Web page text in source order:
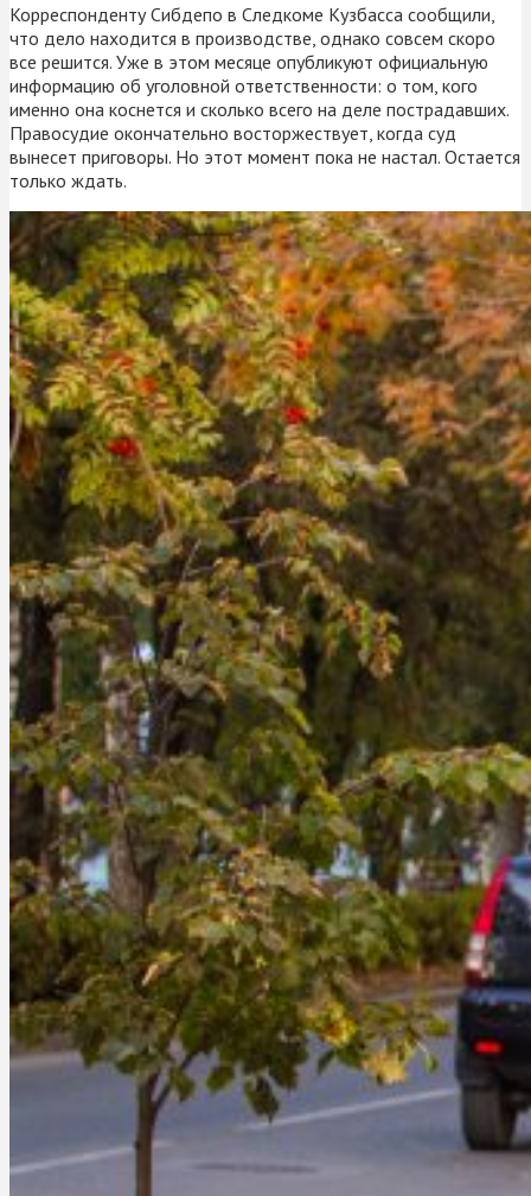
Корреспонденту Сибдепо в Следкоме Кузбасса сообщили,
что дело находится в производстве, однако совсем скоро
все решится. Уже в этом месяце опубликуют официальную
информацию об уголовной ответственности: о том, кого
именно она коснется и сколько всего на деле пострадавших.
Правосудие окончательно восторжествует, когда суд
вынесет приговоры. Но этот момент пока не настал. Остается
только ждать.